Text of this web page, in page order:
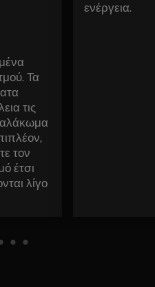
Τα
τις
τον
έτσι
λίγο
ενέργεια.